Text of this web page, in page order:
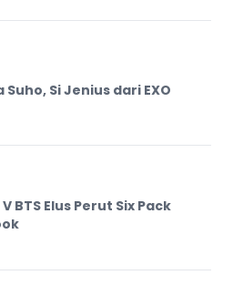
Suho, Si Jenius dari EXO
BTS Elus Perut Six Pack